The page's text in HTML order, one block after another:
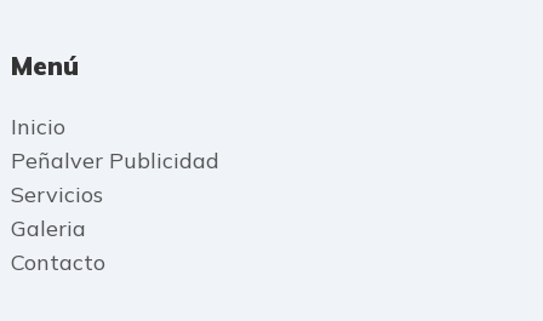
Menú
Inicio
Peñalver Publicidad
Servicios
Galeria
Contacto